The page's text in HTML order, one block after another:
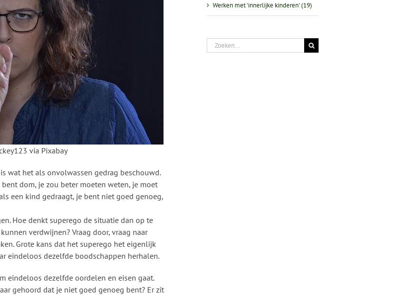
via Pixabay
wat het als onvolwassen gedrag beschouwd.
dom, je zou beter moeten weten, je moet
een kind gedraagt, je bent niet goed genoeg,
Hoe denkt superego de situatie dan op te
verdwijnen? Vraag door, vraag naar
Grote kans dat het superego het eigenlijk
eindeloos dezelfde boodschappen herhalen.
eindeloos dezelfde oordelen en eisen gaat.
gehoord dat je niet goed genoeg bent? Er zit
Werken met 'innerlijke kinderen' (19)
Zoeken
naar: